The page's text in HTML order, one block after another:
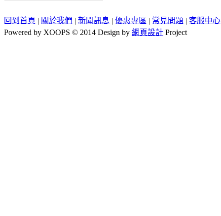
回到首頁 | 關於我們 | 新聞訊息 | 優惠專區 | 常見問題 | 客服中心
Powered by XOOPS © 2014 Design by 網頁設計 Project